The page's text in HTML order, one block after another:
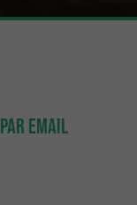
PAR EMAIL